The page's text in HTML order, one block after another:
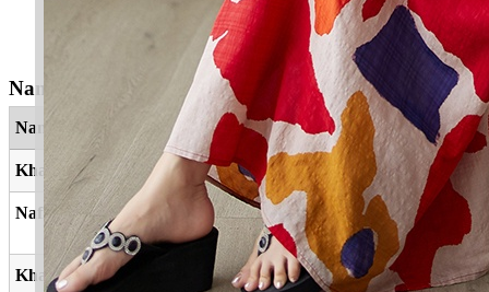
Nama Yang Berkaitan
Nama Maksud
Khayra Kebaikan
Nafisah
Yang amat berharga; berkedudukan
tinggi
Khaira Kebaikan